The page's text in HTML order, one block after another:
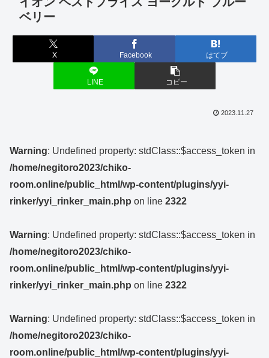
ベリー
X Facebook はてブ
LINE コピー
2023.11.27
Warning: Undefined property: stdClass::$access_token in
/home/negitoro2023/chiko-
room.online/public_html/wp-content/plugins/yyi-
rinker/yyi_rinker_main.php on line 2322
Warning: Undefined property: stdClass::$access_token in
/home/negitoro2023/chiko-
room.online/public_html/wp-content/plugins/yyi-
rinker/yyi_rinker_main.php on line 2322
Warning: Undefined property: stdClass::$access_token in
/home/negitoro2023/chiko-
room.online/public_html/wp-content/plugins/yyi-